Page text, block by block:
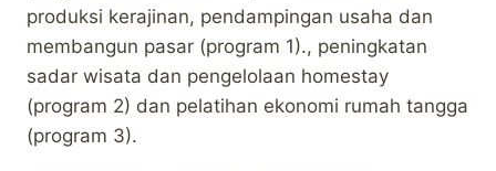
produksi kerajinan, pendampingan usaha dan
membangun pasar (program 1)., peningkatan
sadar wisata dan pengelolaan homestay
(program 2) dan pelatihan ekonomi rumah tangga
(program 3).